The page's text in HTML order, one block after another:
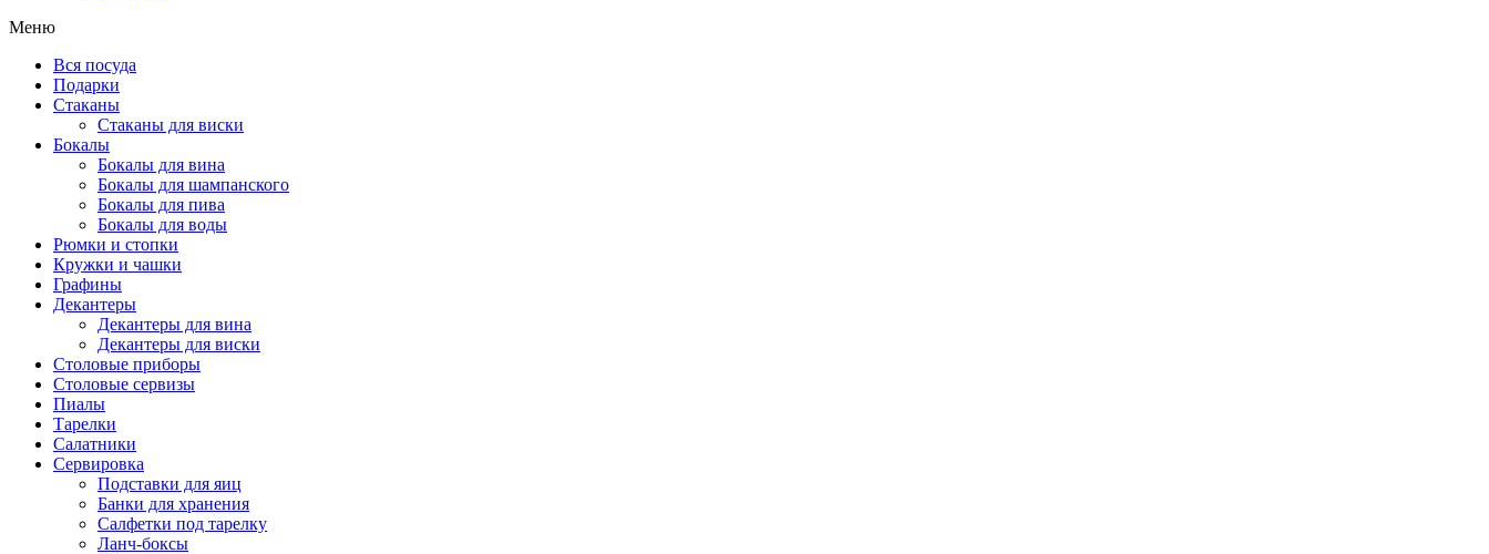
Меню
Вся посуда
Подарки
Стаканы
Стаканы для виски
Бокалы
Бокалы для вина
Бокалы для шампанского
Бокалы для пива
Бокалы для воды
Рюмки и стопки
Кружки и чашки
Графины
Декантеры
Декантеры для вина
Декантеры для виски
Столовые приборы
Столовые сервизы
Пиалы
Тарелки
Салатники
Сервировка
Подставки для яиц
Банки для хранения
Салфетки под тарелку
Ланч-боксы